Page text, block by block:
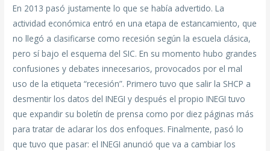
En 2013 pasó justamente lo que se había advertido. La
actividad económica entró en una etapa de estancamiento, que
no llegó a clasificarse como recesión según la escuela clásica,
pero sí bajo el esquema del SIC. En su momento hubo grandes
confusiones y debates innecesarios, provocados por el mal
uso de la etiqueta “recesión”. Primero tuvo que salir la SHCP a
desmentir los datos del INEGI y después el propio INEGI tuvo
que expandir su boletín de prensa como por diez páginas más
para tratar de aclarar los dos enfoques. Finalmente, pasó lo
que tuvo que pasar: el INEGI anunció que va a cambiar los